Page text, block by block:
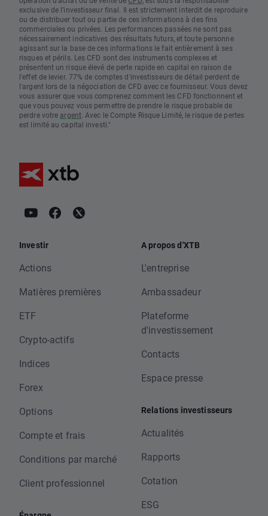
exclusive de l’investisseur final. Il est strictement interdit de reproduire
ou de distribuer tout ou partie de ces informations à des fins
commerciales ou privées. Les performances passées ne sont pas
nécessairement indicatives des résultats futurs, et toute personne
agissant sur la base de ces informations le fait entièrement à ses
risques et périls. Les CFD sont des instruments complexes et
présentent un risque élevé de perte rapide en capital en raison de
l'effet de levier. 77% de comptes d'investisseurs de détail perdent de
l'argent lors de la négociation de CFD avec ce fournisseur. Vous devez
vous assurer que vous comprenez comment les CFD fonctionnent et
que vous pouvez vous permettre de prendre le risque probable de
perdre votre argent. Avec le Compte Risque Limité, le risque de pertes
est limité au capital investi."
Investir
Actions
Matières premières
ETF
Crypto-actifs
Indices
Forex
Options
Compte et frais
Conditions par marché
Client professionnel
A propos d'XTB
L'entreprise
Ambassadeur
Plateforme
d'investissement
Contacts
Espace presse
Relations investisseurs
Actualités
Rapports
Cotation
ESG